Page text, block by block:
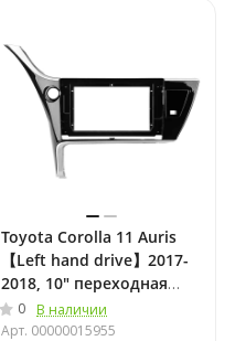
Toyota Corolla 11 Auris
【Left hand drive】2017-
2018, 10" переходная
рамкаTeyes 2443
0
В наличии
Арт. 00000015955